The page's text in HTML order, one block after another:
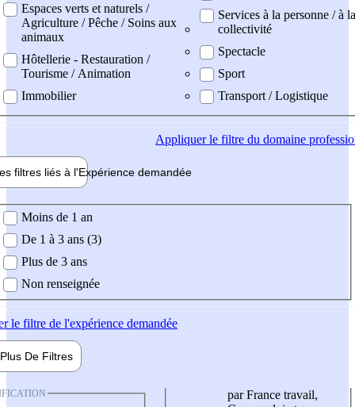
Espaces verts et naturels /
Agriculture / Pêche / Soins aux
animaux
Hôtellerie - Restauration /
Tourisme / Animation
Immobilier
Services à la personne / à la
collectivité
Spectacle
Sport
Transport / Logistique
Appliquerle filtre du domaine
filtres liés à l'Expérience demandée
demandée
Moins de 1 an
De 1 à 3 ans (3)
Plus de 3 ans
Non renseignée
le filtre de l'expérience demandée
Plus De Filtres
par France travail,